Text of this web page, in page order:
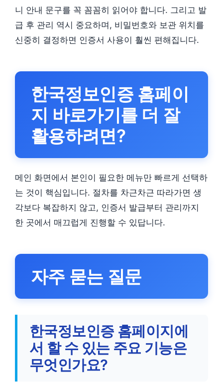
니 안내 문구를 꼭 꼼꼼히 읽어야 합니다. 그리고 발
급 후 관리 역시 중요하며, 비밀번호와 보관 위치를
신중히 결정하면 인증서 사용이 훨씬 편해집니다.
한국정보인증 홈페이
지 바로가기를 더 잘
활용하려면?
메인 화면에서 본인이 필요한 메뉴만 빠르게 선택하
는 것이 핵심입니다. 절차를 차근차근 따라가면 생
각보다 복잡하지 않고, 인증서 발급부터 관리까지
한 곳에서 매끄럽게 진행할 수 있답니다.
자주 묻는 질문
한국정보인증 홈페이지에
서 할 수 있는 주요 기능은
무엇인가요?